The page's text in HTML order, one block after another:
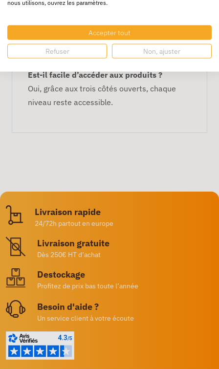
Oui, les quatre étagères permettent de
stocker et séparer les marchandises
efficacement.
Est-il facile d’accéder aux produits ?
Oui, grâce aux trois côtés ouverts, chaque
niveau reste accessible.
Livraison rapide
24/72h partout en europe
Livraison gratuite
Dès 250€ HT d’achat
Destockage
Profitez de prix bas toute l’année
Besoin d'aide ?
Un service client à votre écoute
nous utilisons, ouvrez les paramètres.
Accepter tout
Refuser Non, ajuster